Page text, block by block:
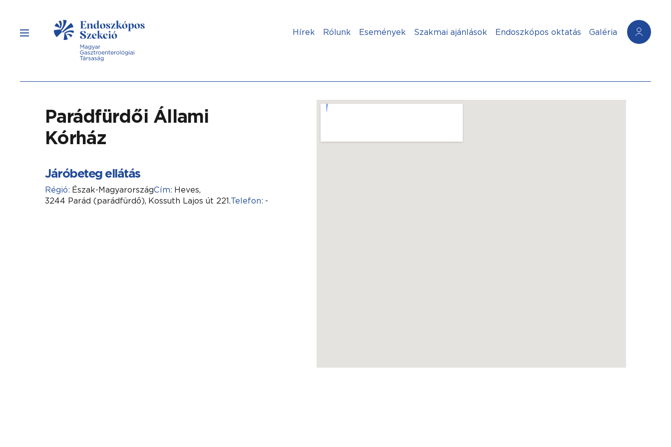
Hírek Rólunk Események Szakmai ajánlások Endoszkópos oktatás Galéria
Parádfürdői Állami
Kórház
Járóbeteg ellátás
Régió: Észak-MagyarországCím: Heves,
3244 Parád (parádfürdő), Kossuth Lajos út 221.Telefon: -